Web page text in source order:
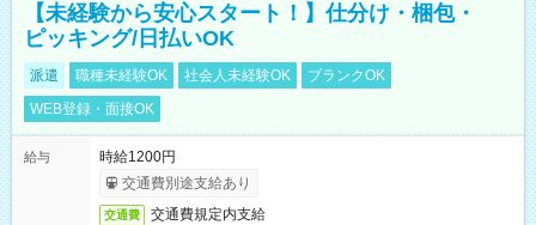
【未経験から安心スタート！】仕分け・梱包・
ピッキング/日払いOK
派遣 職種未経験OK 社会人未経験OK
ブランクOK
WEB登録・面接OK
給与
時給1200円
交通費別途支給あり
交通費 交通費規定内支給